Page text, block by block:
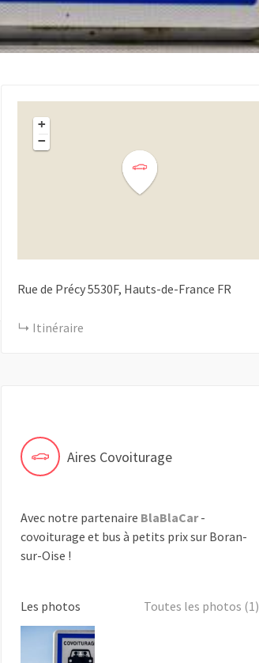
+
−
Rue de Précy5530F Hauts-de-France FR
Itinéraire
Aires Covoiturage
Avec notre partenaire BlaBlaCar-
covoiturage et bus à petits prix sur Boran-
sur-Oise !
Les photos Toutes les photos (1)